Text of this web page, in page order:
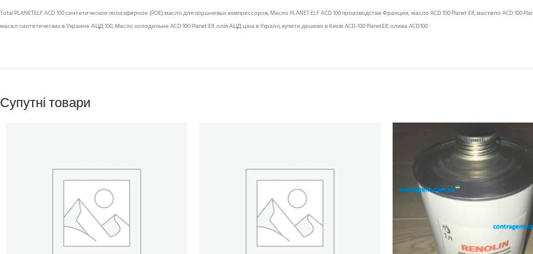
Total PLANETELF ACD 100 синтетическое полиэфирное (POE) масло для поршневых компрессоров, Масло PLANET ELF ACD 100 производства Франции, масло ACD 100 Planet Elf, мастило ACD 100
масел синтетических в Украине АЦД 100, Масло холодильне ACD 100 Planet Elf, олія АЦД ціна в Україні, купити дешево в Києві ACD-100 PlanetElf, олива ACD100.
Супутні товари